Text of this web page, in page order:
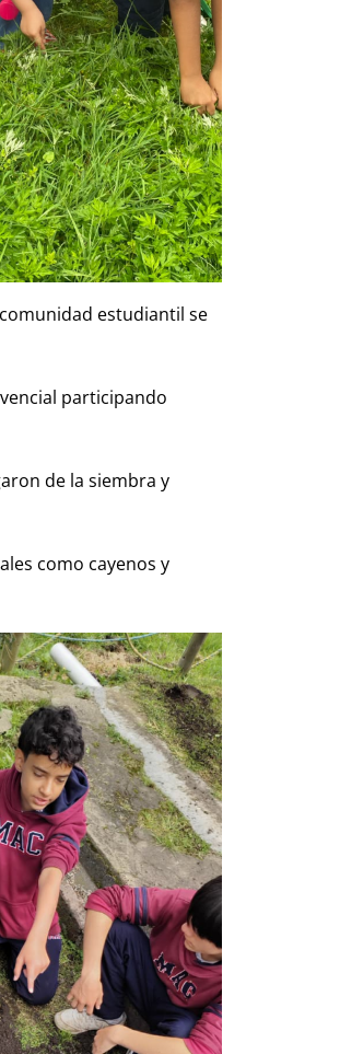
estudiantil se
participando
de la siembra y
como cayenos y